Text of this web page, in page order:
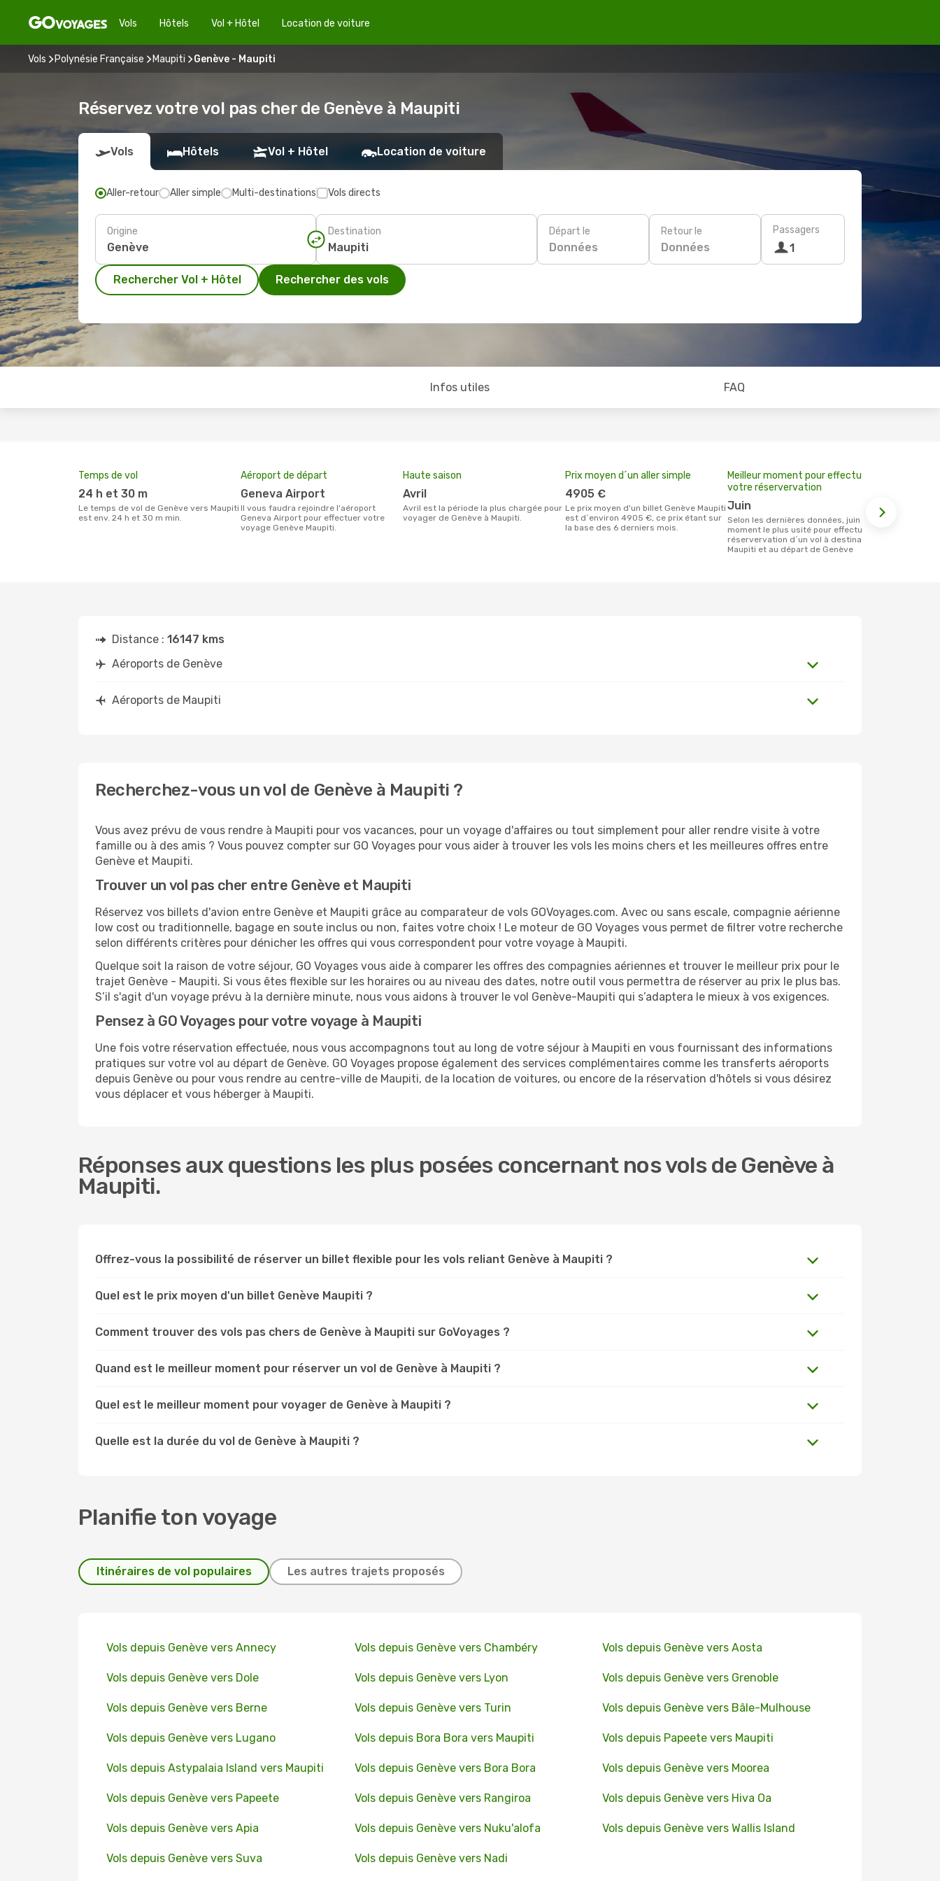
Vols Hôtels Vol + Hôtel Location de voiture
Vols Polynésie Française Maupiti Genève - Maupiti
Réservez votre vol pas cher de Genève à Maupiti
Vols Hôtels Vol + Hôtel Location de voiture
Aller-retour Aller simple Multi-destinations Vols directs
Origine Destination Départ le
Données
Retour le
Données
Passagers
1
Rechercher Vol + Hôtel Rechercher des vols
Infos utiles FAQ
Temps de vol
24 h et 30 m
Le temps de vol de Genève vers Maupiti
est env. 24 h et 30 m min.
Aéroport de départ
Geneva Airport
Il vous faudra rejoindre l'aéroport
Geneva Airport pour effectuer votre
voyage Genève Maupiti.
Haute saison
avril
avril est la période la plus chargée pour
voyager de Genève à Maupiti.
Prix moyen d´un aller simple
4905 €
Le prix moyen d'un billet Genève Maupiti
est d´environ 4905 €, ce prix étant sur
la base des 6 derniers mois.
Meilleur moment pour effectuer
votre réservervation
juin
Selon les dernières données, juin est le
moment le plus usité pour effectuer la
réservervation d´un vol à destination de
Maupiti et au départ de Genève
Distance : 16147 kms
Aéroports de Genève
Aéroports de Maupiti
Recherchez-vous un vol de Genève à Maupiti ?
Vous avez prévu de vous rendre à Maupiti pour vos vacances, pour un voyage d'affaires ou tout simplement pour aller rendre visite à votre
famille ou à des amis ? Vous pouvez compter sur GO Voyages pour vous aider à trouver les vols les moins chers et les meilleures offres entre
Genève et Maupiti.
Trouver un vol pas cher entre Genève et Maupiti
Réservez vos billets d'avion entre Genève et Maupiti grâce au comparateur de vols GOVoyages.com. Avec ou sans escale, compagnie aérienne
low cost ou traditionnelle, bagage en soute inclus ou non, faites votre choix ! Le moteur de GO Voyages vous permet de filtrer votre recherche
selon différents critères pour dénicher les offres qui vous correspondent pour votre voyage à Maupiti.
Quelque soit la raison de votre séjour, GO Voyages vous aide à comparer les offres des compagnies aériennes et trouver le meilleur prix pour le
trajet Genève - Maupiti. Si vous êtes flexible sur les horaires ou au niveau des dates, notre outil vous permettra de réserver au prix le plus bas.
S’il s'agit d'un voyage prévu à la dernière minute, nous vous aidons à trouver le vol Genève-Maupiti qui s’adaptera le mieux à vos exigences.
Pensez à GO Voyages pour votre voyage à Maupiti
Une fois votre réservation effectuée, nous vous accompagnons tout au long de votre séjour à Maupiti en vous fournissant des informations
pratiques sur votre vol au départ de Genève. GO Voyages propose également des services complémentaires comme les transferts aéroports
depuis Genève ou pour vous rendre au centre-ville de Maupiti, de la location de voitures, ou encore de la réservation d'hôtels si vous désirez
vous déplacer et vous héberger à Maupiti.
Réponses aux questions les plus posées concernant nos vols de Genève à
Maupiti.
Offrez-vous la possibilité de réserver un billet flexible pour les vols reliant Genève à Maupiti ?
Quel est le prix moyen d'un billet Genève Maupiti ?
Comment trouver des vols pas chers de Genève à Maupiti sur GoVoyages ?
Quand est le meilleur moment pour réserver un vol de Genève à Maupiti ?
Quel est le meilleur moment pour voyager de Genève à Maupiti ?
Quelle est la durée du vol de Genève à Maupiti ?
Planifie ton voyage
Itinéraires de vol populaires Les autres trajets proposés
Vols depuis Genève vers Annecy Vols depuis Genève vers Chambéry Vols depuis Genève vers Aosta
Vols depuis Genève vers Dole Vols depuis Genève vers Lyon Vols depuis Genève vers Grenoble
Vols depuis Genève vers Berne Vols depuis Genève vers Turin Vols depuis Genève vers Bâle-Mulhouse
Vols depuis Genève vers Lugano Vols depuis Bora Bora vers Maupiti Vols depuis Papeete vers Maupiti
Vols depuis Astypalaia Island vers Maupiti Vols depuis Genève vers Bora Bora Vols depuis Genève vers Moorea
Vols depuis Genève vers Papeete Vols depuis Genève vers Rangiroa Vols depuis Genève vers Hiva Oa
Vols depuis Genève vers Apia Vols depuis Genève vers Nuku'alofa Vols depuis Genève vers Wallis Island
Vols depuis Genève vers Suva Vols depuis Genève vers Nadi